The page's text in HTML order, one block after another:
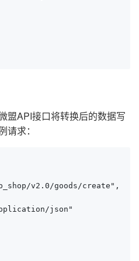
盟API接口将转换后的数据写
求：
v2.0/goods/create",
json"